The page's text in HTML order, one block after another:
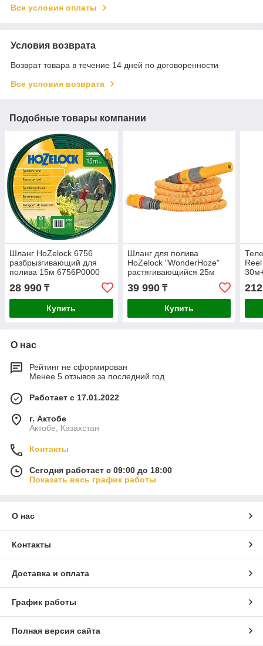
Все условия оплаты
Условия возврата
Возврат товара в течение 14 дней по договоренности
Все условия возврата
Подобные товары компании
Шланг HoZelock 6756
разбрызгивающий для
полива 15м 6756P0000
28 990 ₸
Купить
Шланг для полива
HoZelock "WonderHoze"
растягивающийся 25м
100-100-244
39 990₸
Купить
О нас
Рейтинг не сформирован
Менее 5 отзывов за последний год
Работает с 17.01.2022
г. Актобе
Актобе, Казахстан
Контакты
Сегодня работает с 09:00 до 18:00
Показать весь график работы
О нас
Контакты
Доставка и оплата
График работы
Полная версия сайта